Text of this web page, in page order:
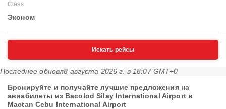
Class
Эконом
Искать рейсы
Последнее обновл8 августа 2026 г. в 18:07 GMT+0
Бронируйте и получайте лучшие предложения на
авиабилеты из Bacolod Silay International Airport в
Mactan Cebu International Airport